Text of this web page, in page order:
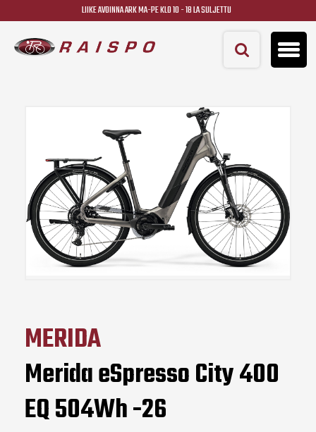
LIIKE AVOINNA ARK MA-PE KLO 10 - 18 LA SULJETTU
MERIDA
Merida eSpresso City 400
EQ 504Wh -26